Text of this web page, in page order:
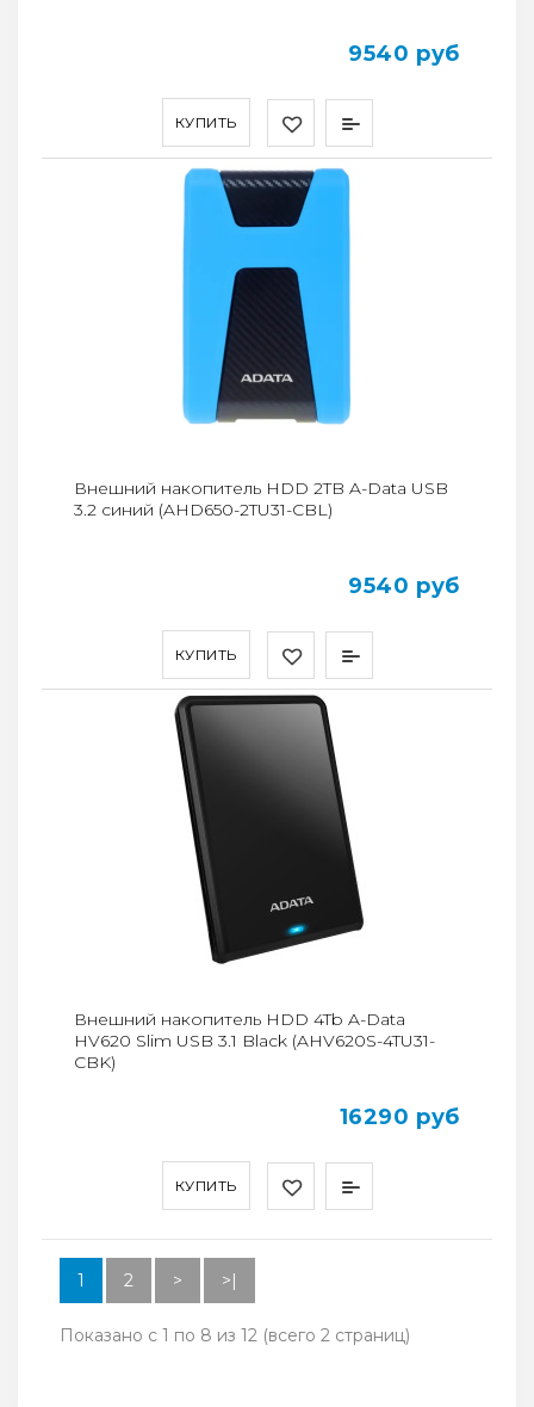
КУПИТЬ
9540 руб
КУПИТЬ
Внешний накопитель HDD 2TB A-Data USB
3.2 синий (AHD650-2TU31-CBL)
9540 руб
КУПИТЬ
Внешний накопитель HDD 4Tb A-Data
HV620 Slim USB 3.1 Black (AHV620S-4TU31-
CBK)
16290 руб
1 2 > >|
Показано с 1 по 8 из 12 (всего 2 страниц)